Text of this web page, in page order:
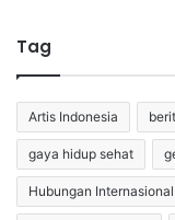
Tag
Artis Indonesia
gaya hidup sehat
Hubungan Internasional